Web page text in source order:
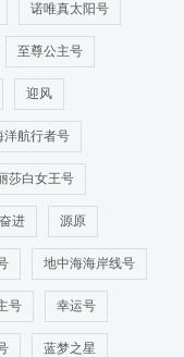
诺唯真太阳号
至尊公主号
迎风
洋航行者号
莎白女王号
奋进 源原
地中海海岸线号
号 幸运号
蓝梦之星